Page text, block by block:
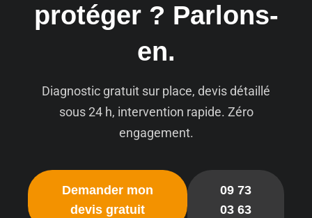
protéger ? Parlons-
en.
Diagnostic gratuit sur place, devis détaillé
sous 24 h, intervention rapide. Zéro
engagement.
Demander mon
devis gratuit
09 73
03 63